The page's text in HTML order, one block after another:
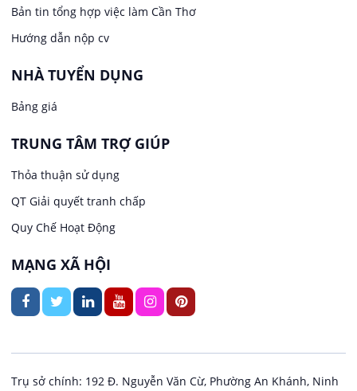
Hàng hải / Hàng không
In ấn / Xuất bản
Kế toán
Lao Động Phổ Thông
Lễ tân
May mặc
Việc làm tại Thới An Đông
Việc làm tại Long Tuyền
Việc làm tại Hưng Phú
Việc làm tại Thới Long
Việc làm tại Thuận Hưng
Việc làm tại Vị Thủy
Bản tin tổng hợp việc làm Cần Thơ
Hướng dẫn nộp cv
NHÀ TUYỂN DỤNG
Bảng giá
TRUNG TÂM TRỢ GIÚP
Thỏa thuận sử dụng
QT Giải quyết tranh chấp
Quy Chế Hoạt Động
MẠNG XÃ HỘI
Trụ sở chính: 192 Đ. Nguyễn Văn Cừ, Phường An Khánh, Ninh